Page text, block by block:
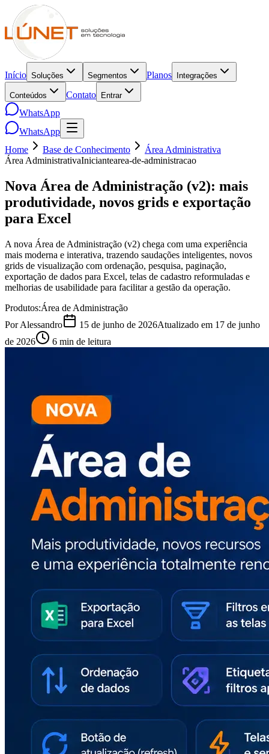
Início Soluções Segmentos Planos Integrações
Conteúdos Contato Entrar
WhatsApp
WhatsApp
Home
Base de Conhecimento
Área Administrativa
Área AdministrativaIniciantearea-de-administracao
Nova Área de Administração (v2): mais
produtividade, novos grids e exportação
para Excel
A nova Área de Administração (v2) chega com uma experiência
mais moderna e interativa, trazendo saudações inteligentes, novos
grids de visualização com ordenação, pesquisa, paginação,
exportação de dados para Excel, telas de cadastro reformuladas e
melhorias de usabilidade para facilitar a gestão da operação.
Produtos:Área de Administração
PorAlessandro 15 de junho de 2026Atualizado em 17 de junho
de 2026
6 min de leitura